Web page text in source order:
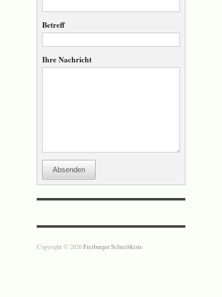
Betreff
Ihre Nachricht
Absenden
Copyright © 2026Freiburger Schreibkiste